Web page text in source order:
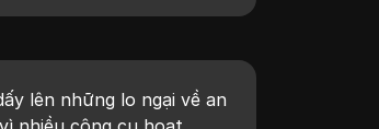
lên những lo ngại về an